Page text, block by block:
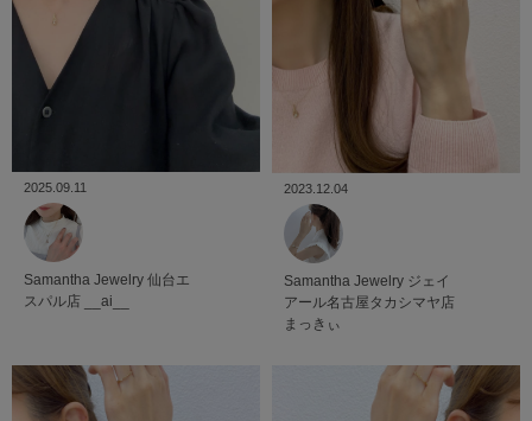
2025.09.11
Samantha Jewelry 仙台エ
スパル店
__ai__
2023.12.04
Samantha Jewelry ジェイ
アール名古屋タカシマヤ店
まっきぃ